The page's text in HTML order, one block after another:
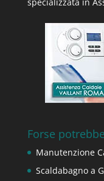
specializzata in
Forse
Manutenzione
Scaldabagno a